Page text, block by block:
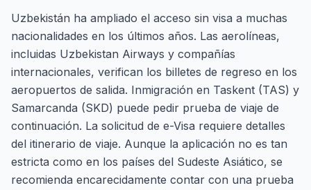
Uzbekistán ha ampliado el acceso sin visa a muchas
nacionalidades en los últimos años. Las aerolíneas,
incluidas Uzbekistan Airways y compañías
internacionales, verifican los billetes de regreso en los
aeropuertos de salida. Inmigración en Taskent (TAS) y
Samarcanda (SKD) puede pedir prueba de viaje de
continuación. La solicitud de e-Visa requiere detalles
del itinerario de viaje. Aunque la aplicación no es tan
estricta como en los países del Sudeste Asiático, se
recomienda encarecidamente contar con una prueba